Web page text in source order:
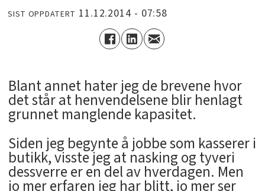
SIST OPPDATERT 11.12.2014 - 07:58
Blant annet hater jeg de brevene hvor
det står at henvendelsene blir henlagt
grunnet manglende kapasitet.
Siden jeg begynte å jobbe som kasserer i
butikk, visste jeg at nasking og tyveri
dessverre er en del av hverdagen. Men
jo mer erfaren jeg har blitt, jo mer ser